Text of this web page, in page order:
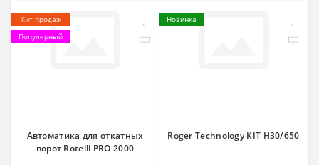
Хит продаж
Популярный
Автоматика для откатных
ворот Rotelli PRO 2000
Новинка
Roger Technology KIT H30/650